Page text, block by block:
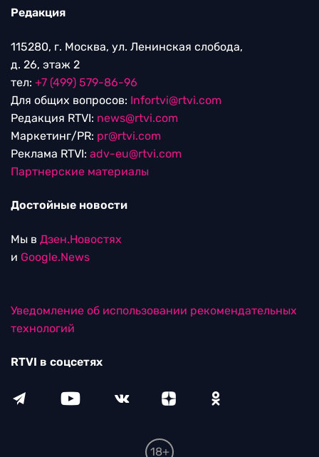
Редакция
115280, г. Москва, ул. Ленинская слобода,
д. 26, этаж 2
тел: +7 (499) 579-86-96
Для общих вопросов: Infortvi@rtvi.com
Редакция RTVI: news@rtvi.com
Маркетинг/PR: pr@rtvi.com
Реклама RTVI: adv-eu@rtvi.com
Партнерские материалы
Достойные новости
Мы в Дзен.Новостях
и Google.News
Уведомление об использовании рекомендательных
технологий
RTVI в соцсетях
18+